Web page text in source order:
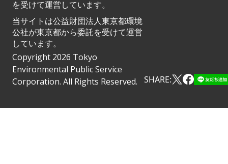
を受けて運営しています。
当サイトは公益財団法人東京都環境
公社が東京都から委託を受けて運営
しています。
Copyright 2026 Tokyo
Environmental Public Service
Corporation. All Rights Reserved.
SHARE: